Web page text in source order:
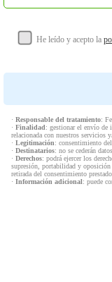
He leído y acepto la
· Responsable del tratamiento:
· Finalidad: gestionar el envío de
relacionada con nuestros servicios
· Legitimación: consentimiento del
· Destinatarios: no se cederán
· Derechos: podrá ejercer los
supresión, portabilidad y oposición
retirada del consentimiento
· Información adicional: puede